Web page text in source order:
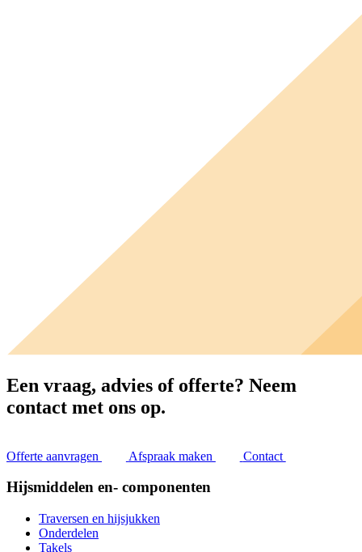
Een vraag, advies of offerte? Neem
contact met ons op.
Offerte aanvragen Afspraak maken Contact
Hijsmiddelen en- componenten
Traversen en hijsjukken
Onderdelen
Takels